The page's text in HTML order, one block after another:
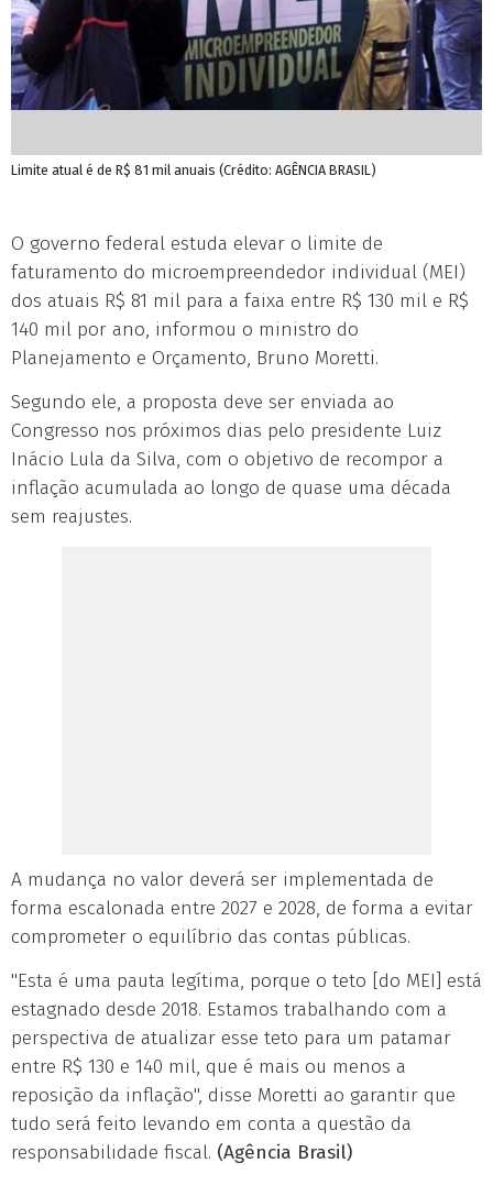
Limite atual é de R$ 81 mil anuais (Crédito: AGÊNCIA BRASIL)
O governo federal estuda elevar o limite de
faturamento do microempreendedor individual (MEI)
dos atuais R$ 81 mil para a faixa entre R$ 130 mil e R$
140 mil por ano, informou o ministro do
Planejamento e Orçamento, Bruno Moretti.
Segundo ele, a proposta deve ser enviada ao
Congresso nos próximos dias pelo presidente Luiz
Inácio Lula da Silva, com o objetivo de recompor a
inflação acumulada ao longo de quase uma década
sem reajustes.
A mudança no valor deverá ser implementada de
forma escalonada entre 2027 e 2028, de forma a evitar
comprometer o equilíbrio das contas públicas.
"Esta é uma pauta legítima, porque o teto [do MEI] está
estagnado desde 2018. Estamos trabalhando com a
perspectiva de atualizar esse teto para um patamar
entre R$ 130 e 140 mil, que é mais ou menos a
reposição da inflação", disse Moretti ao garantir que
tudo será feito levando em conta a questão da
responsabilidade fiscal. (Agência Brasil)